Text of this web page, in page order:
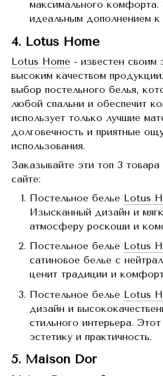
максимального комфорта.
идеальным дополнением к
4. Lotus Home
Lotus Home - известен своим
высоким качеством
выбор постельного белья,
любой спальни и обеспечит
использует только лучшие
долговечность и приятные
использования.
Заказывайте эти топ 3
сайте:
Постельное белье Lotus
Изысканный дизайн и
атмосферу роскоши и
Постельное белье Lotus
сатиновое белье с
ценит традиции и
Постельное белье Lotus
дизайн и
стильного интерьера.
эстетику и практичность.
5. Maison Dor